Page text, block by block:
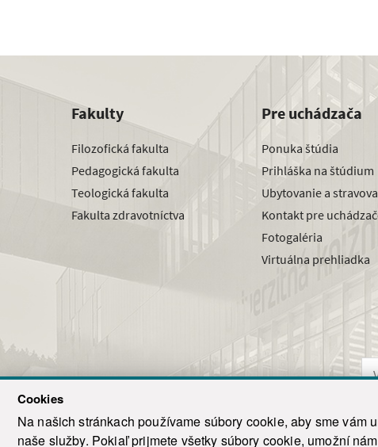
Cookies
Na našich stránkach používame súbory cookie, aby sme
naše služby. Pokiaľ prijmete všetky súbory cookie, umožní
Fakulty
Filozofická fakulta
Pedagogická fakulta
Teologická fakulta
Fakulta zdravotníctva
Pre uchádzača
Ponuka štúdia
Prihláška na štúdium
Ubytovanie a
Kontakt pre
Fotogaléria
Virtuálna prehliadka